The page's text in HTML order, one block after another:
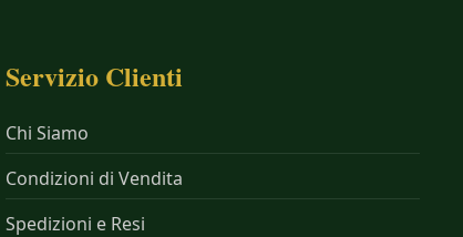
Servizio Clienti
Chi Siamo
Condizioni di Vendita
Spedizioni e Resi